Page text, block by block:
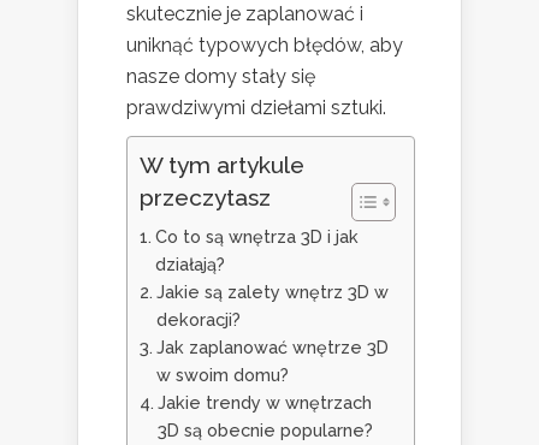
skutecznie je zaplanować i
uniknąć typowych błędów, aby
nasze domy stały się
prawdziwymi dziełami sztuki.
W tym artykule
przeczytasz
Co to są wnętrza 3D i jak
działają?
Jakie są zalety wnętrz 3D w
dekoracji?
Jak zaplanować wnętrze 3D
w swoim domu?
Jakie trendy w wnętrzach
3D są obecnie popularne?